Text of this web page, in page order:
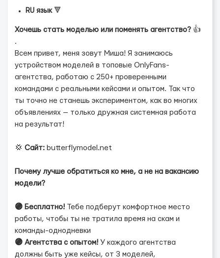
RU язык🔻
Хочешь стать моделью или поменять агентство? 👍
.
Всем привет, меня зовут Миша! Я занимаюсь
устройством моделей в топовые OnlyFans-
агентства, работаю с 250+ проверенными
командами с реальными кейсами и опытом. Так что
ты точно не станешь экспериментом, как во многих
объявлениях — только дружная системная работа
на результат!
💢 Сайт: butterflymodel.net
Почему лучше обратиться ко мне, а не на вакансию
модели?
🟣 Бесплатно! Тебе подберут комфортное место
работы, чтобы ты не тратила время на скам и
команды-однодневки
🟣 Агентства с опытом! У каждого агентства
должны быть уже кейсы, от 3 моделей,